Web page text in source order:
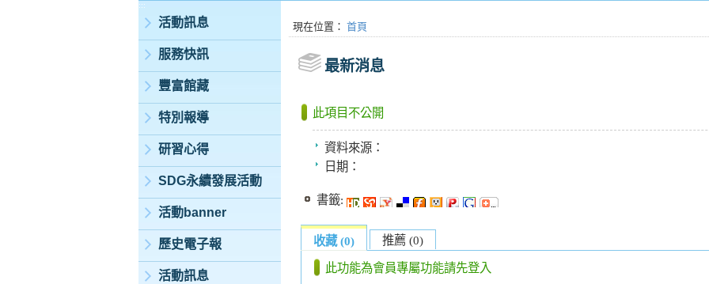
:::
活動訊息
服務快訊
豐富館藏
特別報導
研習心得
SDG永續發展活動
活動banner
歷史電子報
活動訊息
:::現在位置 ： 首頁
最新消息
此項目不公開
資料來源：
日期：
書籤:
收藏 (0) 推薦 (0)
此功能為會員專屬功能請先登入